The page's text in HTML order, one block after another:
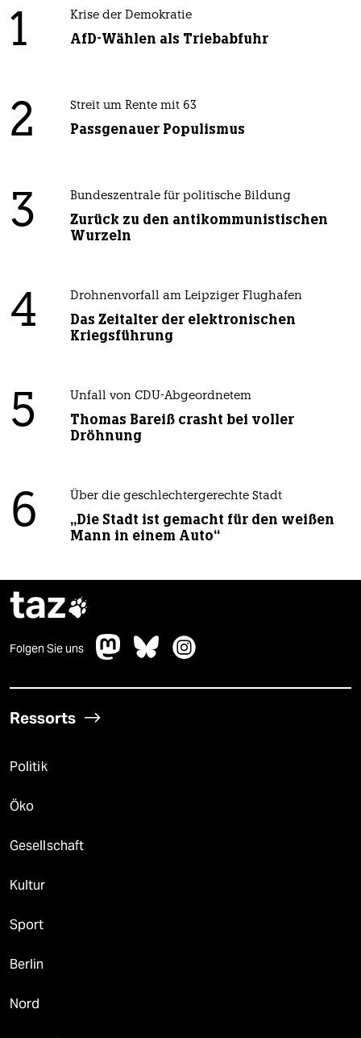
1 Krise der Demokratie
AfD-Wählen als Triebabfuhr
2 Streit um Rente mit 63
Passgenauer Populismus
3 Bundeszentrale für politische Bildung
Zurück zu den antikommunistischen
Wurzeln
4 Drohnenvorfall am Leipziger Flughafen
Das Zeitalter der elektronischen
Kriegsführung
5 Unfall von CDU-Abgeordnetem
Thomas Bareiß crasht bei voller
Dröhnung
6 Über die geschlechtergerechte Stadt
„Die Stadt ist gemacht für den weißen
Mann in einem Auto“
taz
Folgen Sie uns
Ressorts
Politik
Öko
Gesellschaft
Kultur
Sport
Berlin
Nord